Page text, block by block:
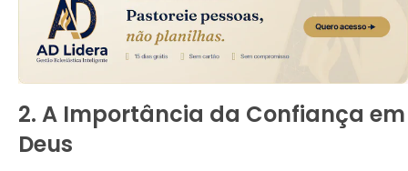
2. A Importância da Confiança em
Deus